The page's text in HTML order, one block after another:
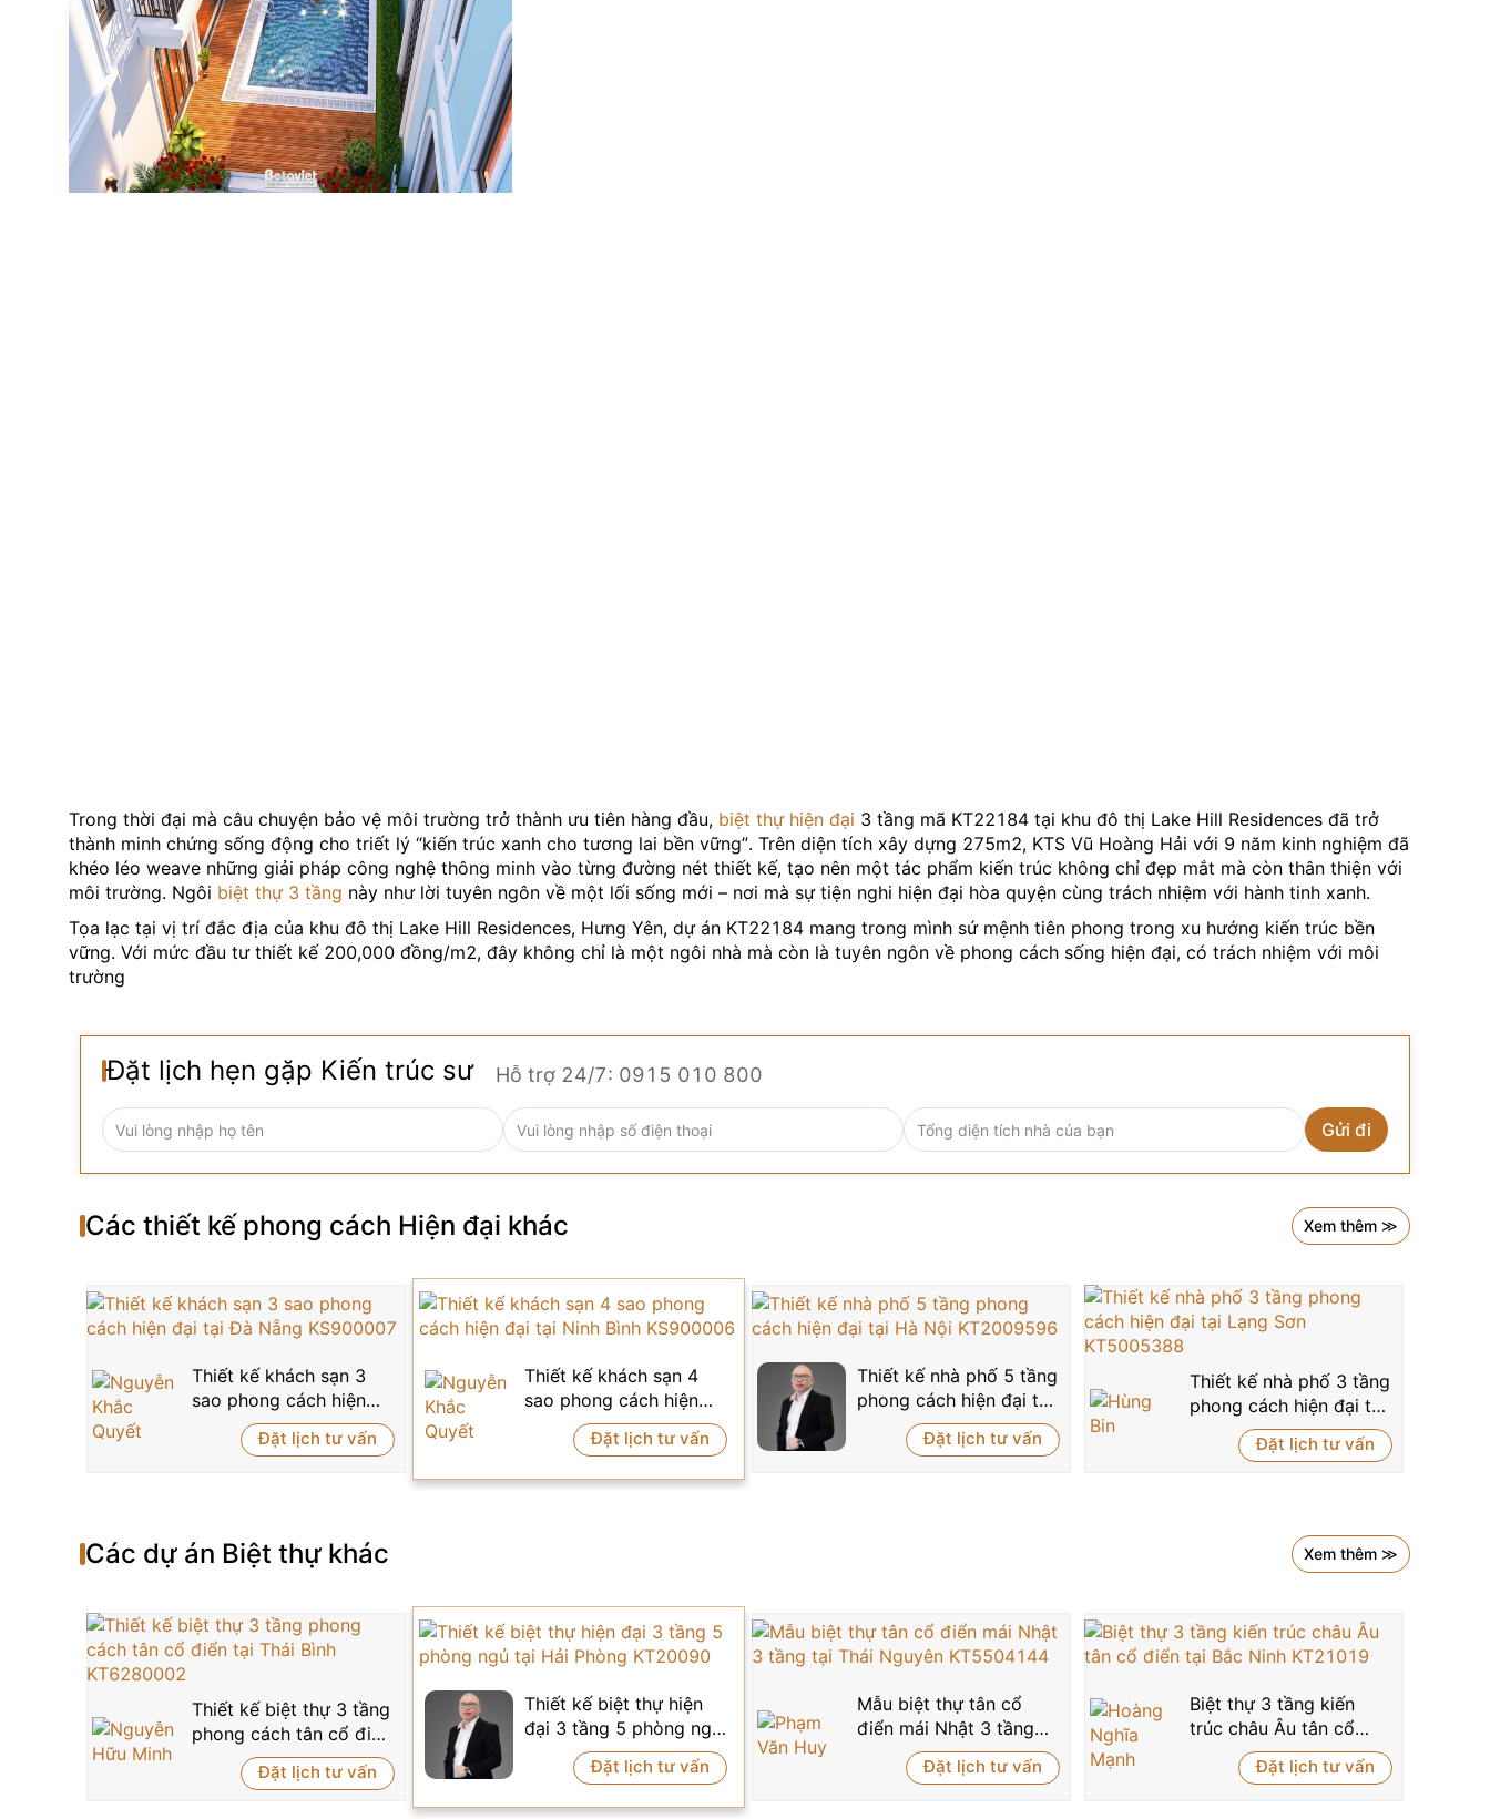
Trong thời đại mà câu chuyện bảo vệ môi trường trở thành ưu tiên hàng đầu, biệt thự hiện đại 3 tầng mã KT22184 tại khu đô thị Lake Hill Residences đã trở
thành minh chứng sống động cho triết lý “kiến trúc xanh cho tương lai bền vững”. Trên diện tích xây dựng 275m2, KTS Vũ Hoàng Hải với 9 năm kinh nghiệm đã
khéo léo weave những giải pháp công nghệ thông minh vào từng đường nét thiết kế, tạo nên một tác phẩm kiến trúc không chỉ đẹp mắt mà còn thân thiện với
môi trường. Ngôi biệt thự 3 tầng này như lời tuyên ngôn về một lối sống mới – nơi mà sự tiện nghi hiện đại hòa quyện cùng trách nhiệm với hành tinh xanh.
Tọa lạc tại vị trí đắc địa của khu đô thị Lake Hill Residences, Hưng Yên, dự án KT22184 mang trong mình sứ mệnh tiên phong trong xu hướng kiến trúc bền
vững. Với mức đầu tư thiết kế 200,000 đồng/m2, đây không chỉ là một ngôi nhà mà còn là tuyên ngôn về phong cách sống hiện đại, có trách nhiệm với môi
trường
nên một môi trường sống lý tưởng cho gia đình đương đại.
Đặt lịch hẹn gặp Kiến trúc sư Hỗ trợ 24/7: 0915 010 800
Các thiết kế phong cách Hiện đại khác Xem thêm ≫
Thiết kế khách sạn 3
sao phong cách hiện
đại tại Đà Nẵng
KS900007Đặt lịch tư vấn
Thiết kế khách sạn 4
sao phong cách hiện
đại tại Ninh Bình
KS900006Đặt lịch tư vấn
Thiết kế nhà phố 5 tầng
phong cách hiện đại tại
Hà Nội KT2009596
Đặt lịch tư vấn
Thiết kế nhà phố 3 tầng
phong cách hiện đại tại
Lạng Sơn KT5005388
Đặt lịch tư vấn
Các dự án Biệt thựkhác Xem thêm ≫
Thiết kế biệt thự 3 tầng
phong cách tân cổ điển
tại Thái Bình
KT6280002Đặt lịch tư vấn
Thiết kế biệt thự hiện
đại 3 tầng 5 phòng ngủ
tại Hải Phòng KT20090
Đặt lịch tư vấn
Mẫu biệt thự tân cổ
điển mái Nhật 3 tầng
tại Thái Nguyên
KT5504144Đặt lịch tư vấn
Biệt thự 3 tầng kiến
trúc châu Âu tân cổ
điển tại Bắc Ninh
KT21019Đặt lịch tư vấn